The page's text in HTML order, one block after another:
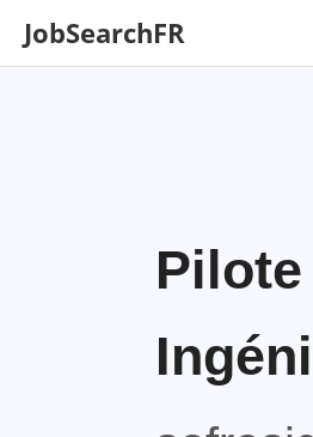
JobSearchFR